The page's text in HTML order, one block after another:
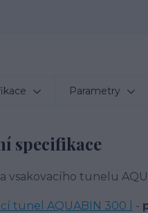
Parametry
specifikace
vsakovacího tunelu
tunel AQUABIN 300 l -